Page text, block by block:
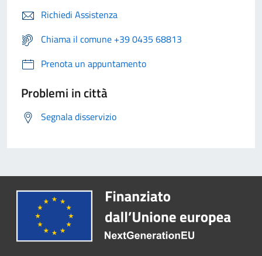
Richiedi Assistenza
Chiama il comune +39 0435 68813
Prenota un appuntamento
Problemi in città
Segnala disservizio